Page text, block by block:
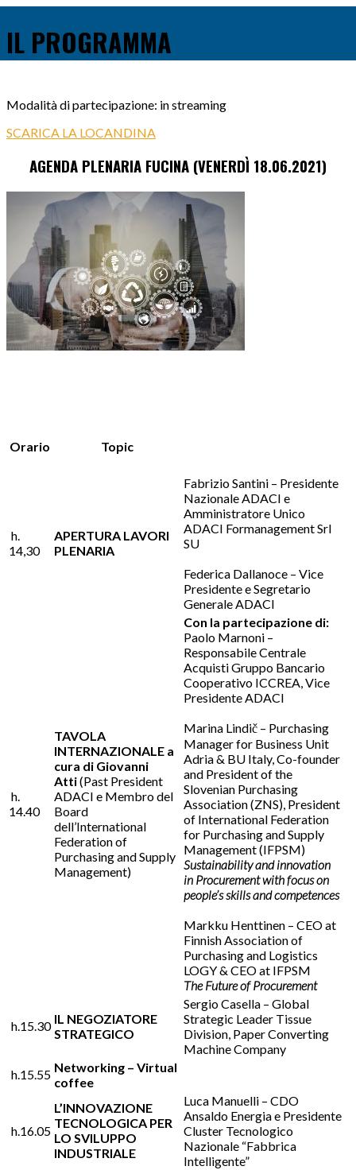
IL PROGRAMMA
Modalità di partecipazione: in streaming
SCARICA LA LOCANDINA
AGENDA PLENARIA FUCINA (VENERDÌ 18.06.2021)
Orario Topic
h.
14,30
APERTURA LAVORI
PLENARIA
Fabrizio Santini – Presidente
Nazionale ADACI e
Amministratore Unico
ADACI Formanagement Srl
SU
Federica Dallanoce – Vice
Presidente e Segretario
Generale ADACI
h.
14.40
TAVOLA
INTERNAZIONALE a
cura di Giovanni
Atti(Past President
ADACI e Membro del
Board
dell’International
Federation of
Purchasing and Supply
Management)
Con la partecipazione di:
Paolo Marnoni –
Responsabile Centrale
Acquisti Gruppo Bancario
Cooperativo ICCREA, Vice
Presidente ADACI
Marina Lindič – Purchasing
Manager for Business Unit
Adria & BU Italy, Co-founder
and President of the
Slovenian Purchasing
Association (ZNS), President
of International Federation
for Purchasing and Supply
Management (IFPSM)
Sustainability and innovation
in Procurement with focus on
people’s skills and competences
Markku Henttinen – CEO at
Finnish Association of
Purchasing and Logistics
LOGY & CEO at IFPSM
The Future of Procurement
h.15.30 IL NEGOZIATORE
STRATEGICO
Sergio Casella – Global
Strategic Leader Tissue
Division, Paper Converting
Machine Company
h.15.55 Networking – Virtual
coffee
h.16.05
L’INNOVAZIONE
TECNOLOGICA PER
LO SVILUPPO
INDUSTRIALE
Luca Manuelli – CDO
Ansaldo Energia e Presidente
Cluster Tecnologico
Nazionale “Fabbrica
Intelligente”